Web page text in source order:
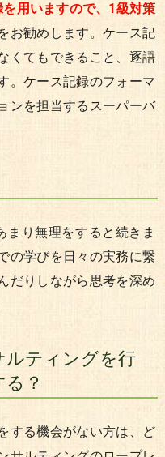
用いますので、1級対策
お勧めします。ケース記
くてもできること、逐語
。ケース記録のフォーマ
ンを担当するスーパーバ
まり無理をすると続きま
の学びを日々の実務に繋
だりしながら思考を深め
ルティングを行
？
する機会がない方は、ど